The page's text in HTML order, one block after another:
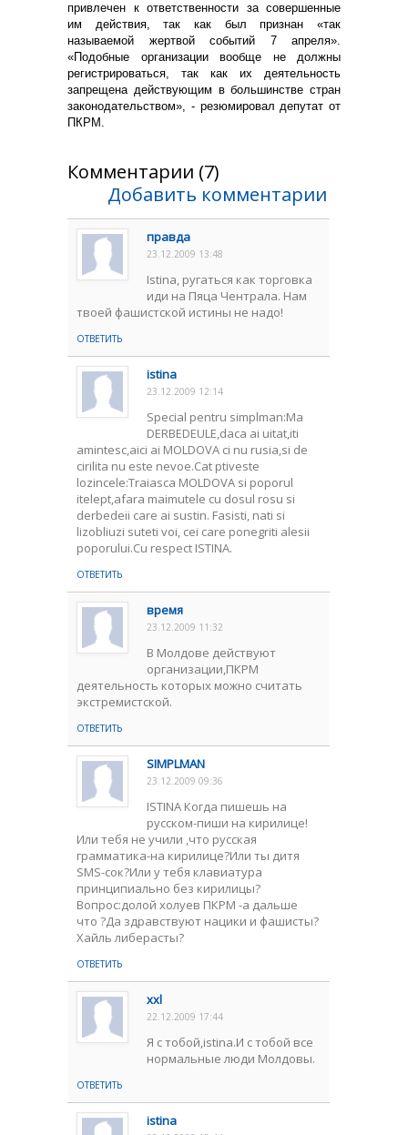
привлечен к ответственности за совершенные
им действия, так как был признан «так
называемой жертвой событий 7 апреля».
«Подобные организации вообще не должны
регистрироваться, так как их деятельность
запрещена действующим в большинстве стран
законодательством», - резюмировал депутат от
ПКРМ.
Комментарии (7)
Добавить комментарии
правда
23.12.2009 13:48
Istina, ругаться как торговка
иди на Пяца Чентрала. Нам
твоей фашистской истины не надо!
ОТВЕТИТЬ
istina
23.12.2009 12:14
Special pentru simplman:Ma
DERBEDEULE,daca ai uitat,iti
amintesc,aici ai MOLDOVA ci nu rusia,si de
cirilita nu este nevoe.Cat ptiveste
lozincele:Traiasca MOLDOVA si poporul
itelept,afara maimutele cu dosul rosu si
derbedeii care ai sustin. Fasisti, nati si
lizobliuzi suteti voi, cei care ponegriti alesii
poporului.Cu respect ISTINA.
ОТВЕТИТЬ
время
23.12.2009 11:32
В Молдове действуют
организации,ПКРМ
деятельность которых можно считать
экстремистской.
ОТВЕТИТЬ
SIMPLMAN
23.12.2009 09:36
ISTINA Когда пишешь на
русском-пиши на кирилице!
Или тебя не учили ,что русская
грамматика-на кирилице?Или ты дитя
SMS-сок?Или у тебя клавиатура
принципиально без кирилицы?
Вопрос:долой холуев ПКРМ -а дальше
что ?Да здравствуют нацики и фашисты?
Хайль либерасты?
ОТВЕТИТЬ
xxl
22.12.2009 17:44
Я с тобой,istina.И с тобой все
нормальные люди Молдовы.
ОТВЕТИТЬ
istina